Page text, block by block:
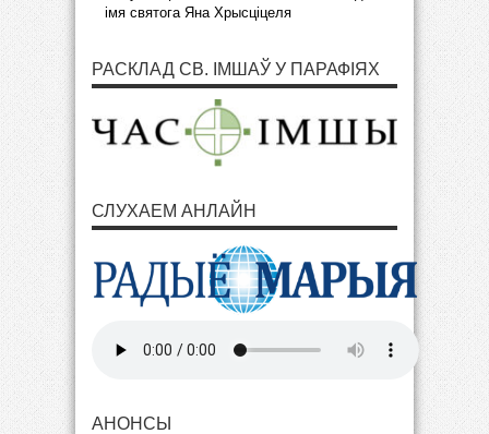
імя святога Яна Хрысціцеля
РАСКЛАД СВ. ІМШАЎ У ПАРАФІЯХ
СЛУХАЕМ АНЛАЙН
АНОНСЫ